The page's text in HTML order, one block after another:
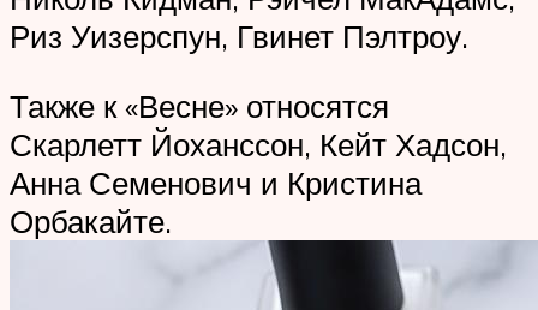
Риз Уизерспун, Гвинет Пэлтроу.
Также к «Весне» относятся
Скарлетт Йоханссон, Кейт Хадсон,
Анна Семенович и Кристина
Орбакайте.